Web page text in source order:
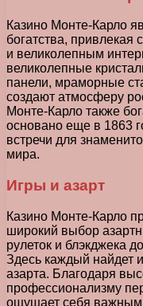
Казино Монте-Карло
богатства,
и великолепным
великолепные
панели, мраморные
создают атмосферу
Монте-Карло также
основано еще в 1863
встречи для
мира.
Игры и азарт
Казино Монте-Карло
широкий выбор
рулеток и блэкджека
Здесь каждый найдет
азарта. Благодаря
профессионализму
ощущает себя